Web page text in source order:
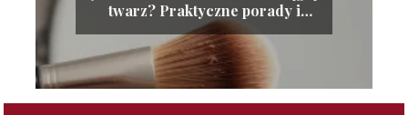
twarz? Praktyczne porady i
techniki